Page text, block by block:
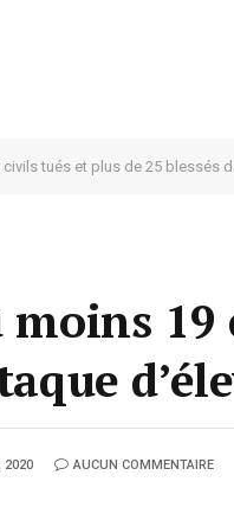
tués et plus de 25 blessés
2020 AUCUN COMMENTAIRE